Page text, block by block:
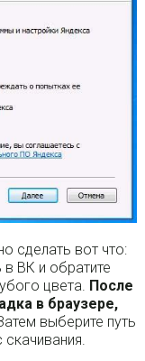
сделать вот что:
ВК и обратите
цвета. После
в браузере,
выберите путь
скачивания.